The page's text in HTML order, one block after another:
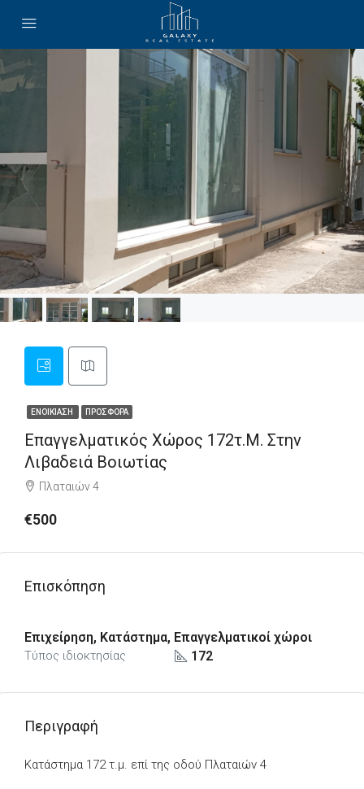
ΕΝΟΙΚΊΑΣΗ ΠΡΟΣΦΟΡΆ
Επαγγελματικός Χώρος 172τ.μ. Στην
Λιβαδειά Βοιωτίας
Πλαταιών 4
€500
Επισκόπηση
Επιχείρηση, Κατάστημα, Επαγγελματικοί χώροι
Τύπος ιδιοκτησίας 172
Περιγραφή
Κατάστημα 172 τ.μ. επί της οδού Πλαταιών 4